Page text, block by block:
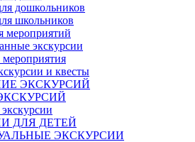
дошкольников
школьников
мероприятий
экскурсии
и квесты
ЭКСКУРСИЙ
ДЛЯ ДЕТЕЙ
ЭКСКУРСИИ